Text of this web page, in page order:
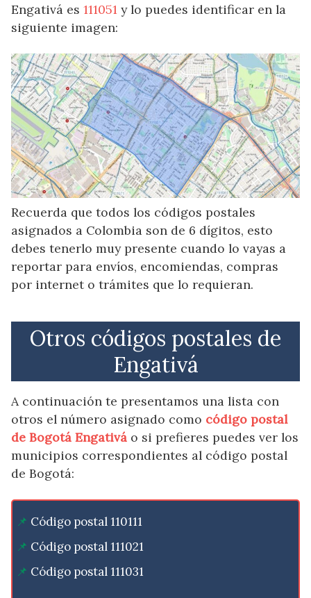
Engativá es 111051 y lo puedes identificar en la
siguiente imagen:
Recuerda que todos los códigos postales
asignados a Colombia son de 6 dígitos, esto
debes tenerlo muy presente cuando lo vayas a
reportar para envíos, encomiendas, compras
por internet o trámites que lo requieran.
Otros códigos postales de
Engativá
A continuación te presentamos una lista con
otros el número asignado como código postal
de Bogotá Engativá o si prefieres puedes ver los
municipios correspondientes al código postal
de Bogotá:
Código postal 110111
Código postal 111021
Código postal 111031